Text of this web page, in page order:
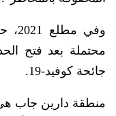
محتملة بعد فتح
جائحة كوفيد-19.
منطقة دارين جاب هي